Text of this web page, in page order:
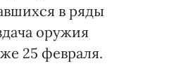
в ряды
оружия
25 февраля.